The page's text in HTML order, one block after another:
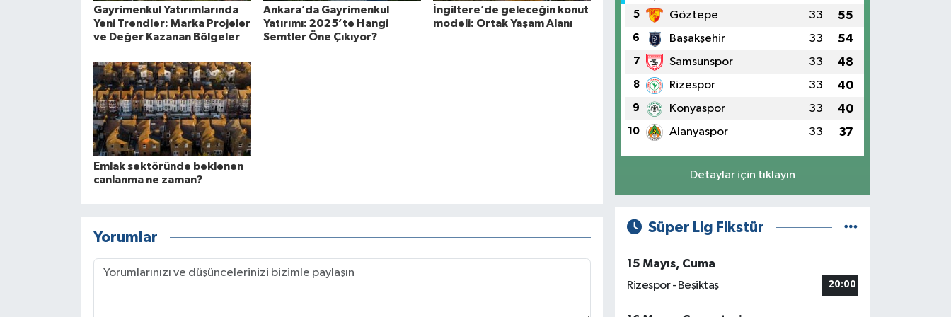
Gayrimenkul Yatırımlarında
Yeni Trendler: Marka Projeler
ve Değer Kazanan Bölgeler
Ankara’da Gayrimenkul
Yatırımı: 2025’te Hangi
Semtler Öne Çıkıyor?
İngiltere’de geleceğin konut
modeli: Ortak Yaşam Alanı
Emlak sektöründe beklenen
canlanma ne zaman?
Yorumlar
5 Göztepe 33 55
6 Başakşehir 33 54
7 Samsunspor 33 48
8 Rizespor 33 40
9 Konyaspor 33 40
10 Alanyaspor 33 37
Detaylar için tıklayın
Süper Lig Fikstür
15 Mayıs, Cuma
Rizespor - Beşiktaş
20:00